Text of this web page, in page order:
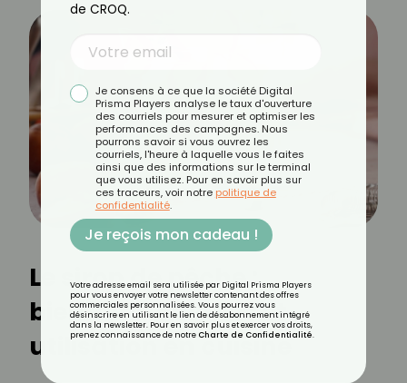
Le sirop de pêche :
bienfaits, calories et
utilisation en cuisine
de CROQ.
Je consens à ce que la société Digital
Prisma Players analyse le taux d'ouverture
des courriels pour mesurer et optimiser les
performances des campagnes. Nous
pourrons savoir si vous ouvrez les
courriels, l'heure à laquelle vous le faites
ainsi que des informations sur le terminal
que vous utilisez. Pour en savoir plus sur
ces traceurs, voir notre politique de
confidentialité.
Je reçois mon cadeau !
Votre adresse email sera utilisée par Digital Prisma Players
pour vous envoyer votre newsletter contenant des offres
commerciales personnalisées. Vous pourrez vous
désinscrire en utilisant le lien de désabonnement intégré
dans la newsletter. Pour en savoir plus et exercer vos droits,
prenez connaissance de notre Charte de Confidentialité.